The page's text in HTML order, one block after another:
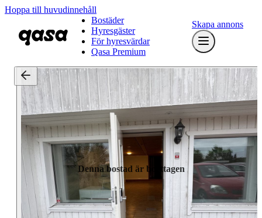
Hoppa till huvudinnehåll
Bostäder
Hyresgäster
För hyresvärdar
Qasa Premium
Skapa annons
Denna bostad är borttagen